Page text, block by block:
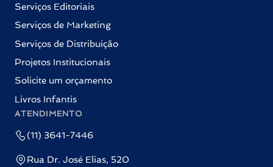
Serviços Editoriais
Serviços de Marketing
Serviços de Distribuição
Projetos Institucionais
Solicite um orçamento
Livros Infantis
ATENDIMENTO
(11) 3641-7446
Rua Dr. José Elias, 520